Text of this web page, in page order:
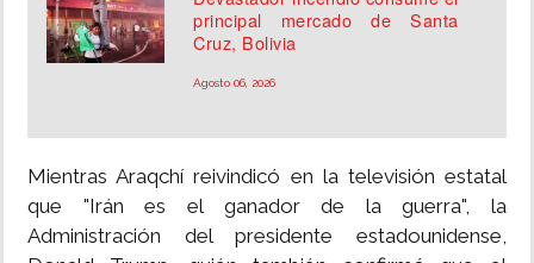
principal mercado de Santa
Cruz, Bolivia
Agosto 06, 2026
Mientras Araqchí reivindicó en la televisión estatal
que "Irán es el ganador de la guerra", la
Administración del presidente estadounidense,